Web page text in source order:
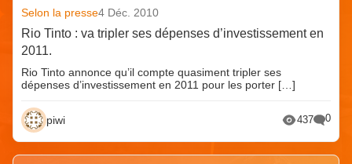
Selon la presse4 Déc. 2010
Rio Tinto : va tripler ses dépenses d’investissement en
2011.
Rio Tinto annonce qu’il compte quasiment tripler ses
dépenses d’investissement en 2011 pour les porter […]
piwi 437 0